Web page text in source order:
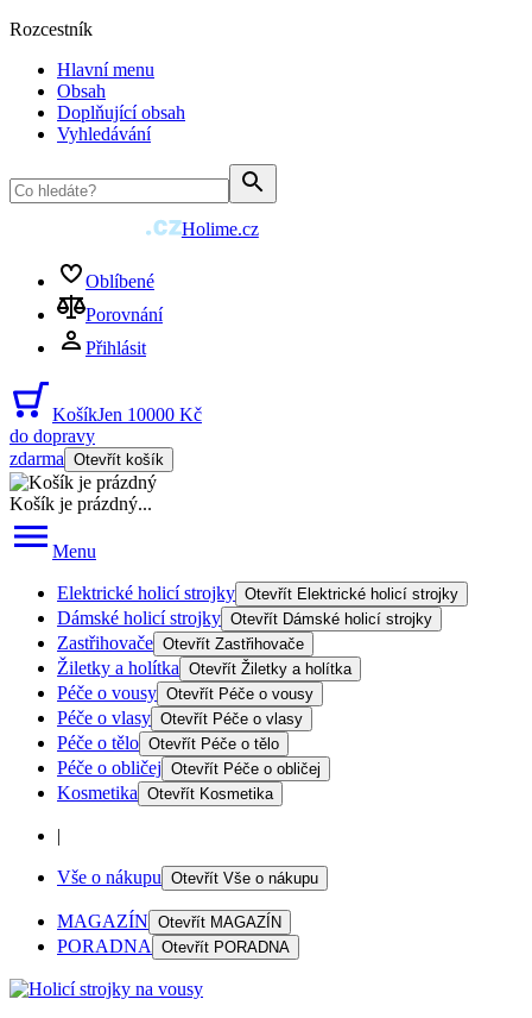
Rozcestník
Hlavní menu
Obsah
Doplňující obsah
Vyhledávání
Holime.cz
Oblíbené
Porovnání
Přihlásit
KošíkJen 10000 Kč
do dopravy
zdarma Otevřít košík
Košík je prázdný...
Menu
Elektrické holicí strojky Otevřít Elektrické holicí strojky
Dámské holicí strojky Otevřít Dámské holicí strojky
Zastřihovače Otevřít Zastřihovače
Žiletky a holítka Otevřít Žiletky a holítka
Péče o vousy Otevřít Péče o vousy
Péče o vlasy Otevřít Péče o vlasy
Péče o tělo Otevřít Péče o tělo
Péče o obličej Otevřít Péče o obličej
Kosmetika Otevřít Kosmetika
|
Vše o nákupu Otevřít Vše o nákupu
MAGAZÍN Otevřít MAGAZÍN
PORADNA Otevřít PORADNA